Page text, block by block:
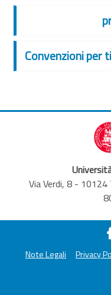
Convenzioni per
Via Verdi, 8 -
Note Legali Privacy